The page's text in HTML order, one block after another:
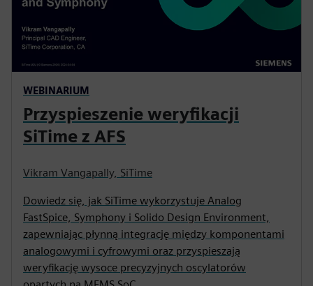
WEBINARIUM
Przyspieszenie weryfikacji
SiTime z AFS
Vikram Vangapally, SiTime
Dowiedz się, jak SiTime wykorzystuje Analog
FastSpice, Symphony i Solido Design Environment,
zapewniając płynną integrację między komponentami
analogowymi i cyfrowymi oraz przyspieszają
weryfikację wysoce precyzyjnych oscylatorów